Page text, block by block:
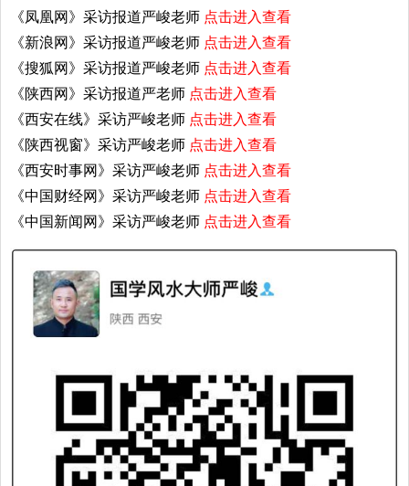
《凤凰网》采访报道严峻老师 点击进入查看
《新浪网》采访报道严峻老师 点击进入查看
《搜狐网》采访报道严峻老师 点击进入查看
《陕西网》采访报道严老师 点击进入查看
《西安在线》采访严峻老师 点击进入查看
《陕西视窗》采访严峻老师 点击进入查看
《西安时事网》采访严峻老师 点击进入查看
《中国财经网》采访严峻老师 点击进入查看
《中国新闻网》采访严峻老师 点击进入查看